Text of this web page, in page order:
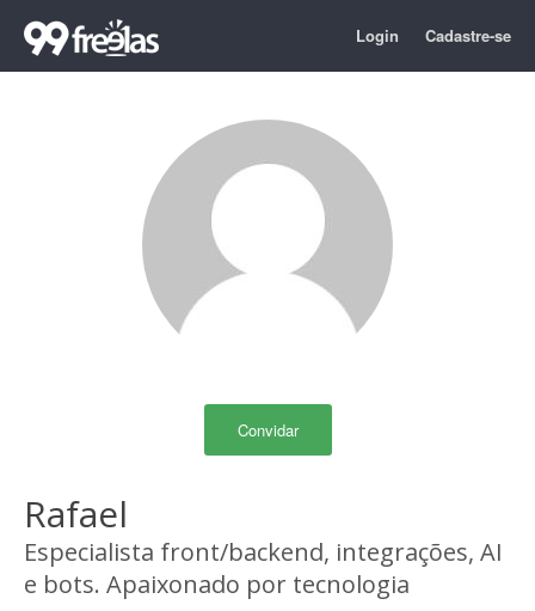
Login Cadastre-se
Convidar
Rafael
Especialista front/backend, integrações, AI
e bots. Apaixonado por tecnologia